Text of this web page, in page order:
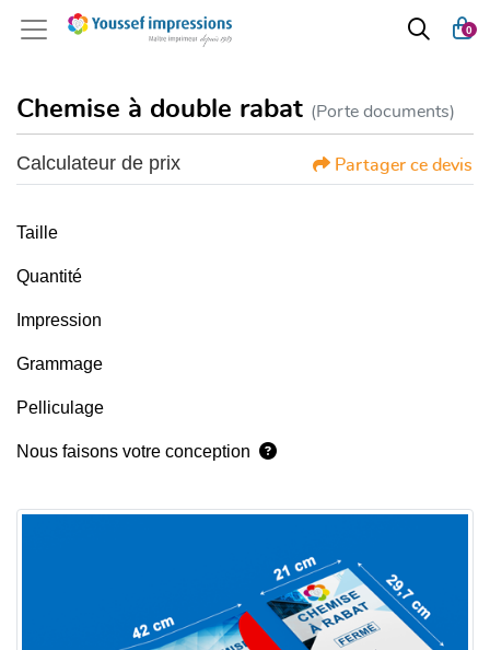
0
Chemise à double rabat (Porte documents)
Calculateur de prix Partager ce devis
Taille
Quantité
Impression
Grammage
Pelliculage
Nous faisons votre conception